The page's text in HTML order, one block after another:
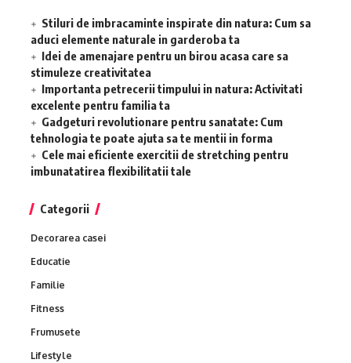
Stiluri de imbracaminte inspirate din natura: Cum sa
aduci elemente naturale in garderoba ta
Idei de amenajare pentru un birou acasa care sa
stimuleze creativitatea
Importanta petrecerii timpului in natura: Activitati
excelente pentru familia ta
Gadgeturi revolutionare pentru sanatate: Cum
tehnologia te poate ajuta sa te mentii in forma
Cele mai eficiente exercitii de stretching pentru
imbunatatirea flexibilitatii tale
Categorii
Decorarea casei
Educatie
Familie
Fitness
Frumusete
Lifestyle